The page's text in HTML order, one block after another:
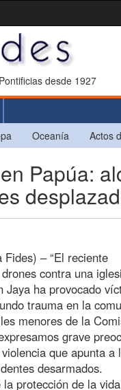
desde 1927
Oceanía Actos
Papúa:
Fides) – “El reciente
contra una
Jaya ha provocado
trauma en la
menores de la
grave
que apunta a
desarmados.
protección de la vida